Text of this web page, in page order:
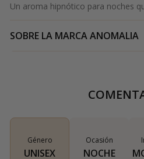
Un aroma hipnótico para noches
SOBRE LA MARCAANOMALIA
Género
UNISEX
Ocasión
NOCHE